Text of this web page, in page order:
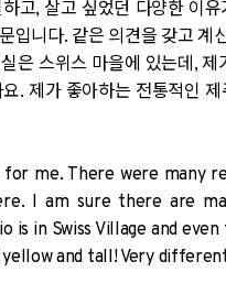
고, 살고 싶었던 다양한 이
입니다. 같은 의견을 갖고
은 스위스 마을에 있는데,
. 제가 좋아하는 전통적인
for me. There were many
I am sure there are
is in Swiss Village and
and tall! Very